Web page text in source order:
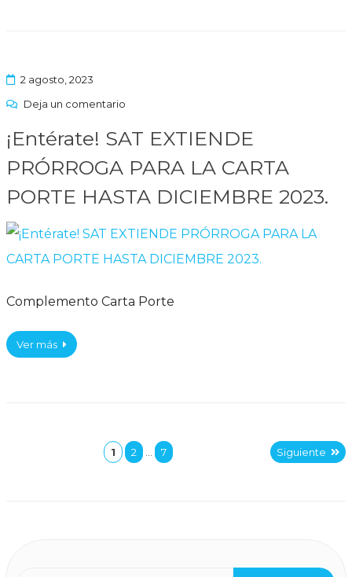
2 agosto, 2023
Deja un comentario
¡Entérate! SAT EXTIENDE
PRÓRROGA PARA LA CARTA
PORTE HASTA DICIEMBRE 2023.
Complemento Carta Porte
Ver más
1 2 7 Siguiente